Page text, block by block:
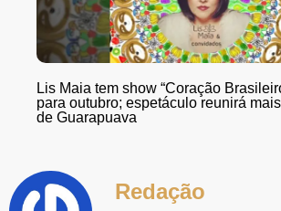
Lis Maia tem show “Coração
para outubro; espetáculo reunirá
de Guarapuava
Redação